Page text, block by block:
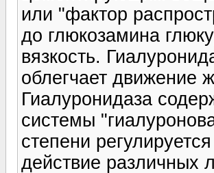
или "фактор
до глюкозамина
вязкость.
облегчает движение
Гиалуронидаза
системы
степени
действие различных